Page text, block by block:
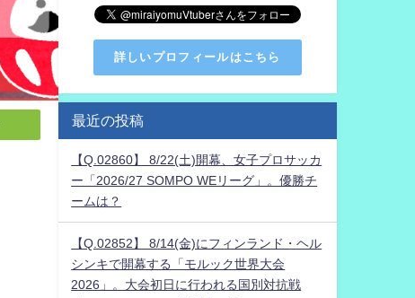
詳しいプロフィールはこちら
最近の投稿
【Q.02860】 8/22(土)開幕、女子プロサッカ
ー「2026/27 SOMPO WEリーグ」。優勝チ
ームは？
【Q.02852】 8/14(金)にフィンランド・ヘル
シンキで開幕する「モルック世界大会
2026」。大会初日に行われる国別対抗戦